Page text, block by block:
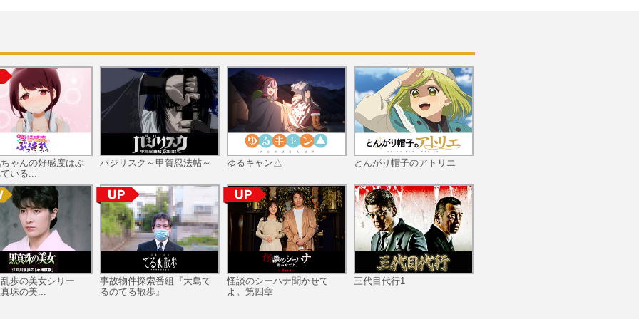
第11話 ただの治癒師
第12話 命の選択
ゃんの好感度はぶ
いる...
歩の美女シリー
珠の美...
バジリスク～甲賀忍法帖～
事故物件探索番組『大島て
るのてる散歩』
ゆるキャン△
怪談のシーハナ聞かせて
よ。第四章
とんがり帽子のアトリエ
三代目代行1